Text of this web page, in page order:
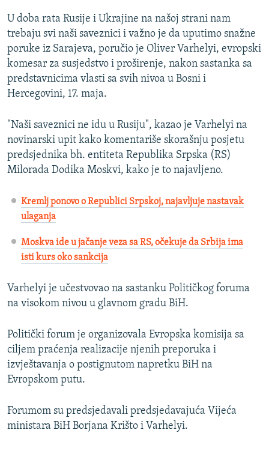
POST SCRIPTUM
MOJA EVROPA
TRI DECENIJE OD RATA U BIH
U doba rata Rusije i Ukrajine na našoj strani nam
trebaju svi naši saveznici i važno je da uputimo snažne
poruke iz Sarajeva, poručio je Oliver Varhelyi, evropski
komesar za susjedstvo i proširenje, nakon sastanka sa
predstavnicima vlasti sa svih nivoa u Bosni i
Hercegovini, 17. maja.
"Naši saveznici ne idu u Rusiju", kazao je Varhelyi na
novinarski upit kako komentariše skorašnju posjetu
predsjednika bh. entiteta Republika Srpska (RS)
Milorada Dodika Moskvi, kako je to najavljeno.
Kremlj ponovo o Republici Srpskoj, najavljuje nastavak
ulaganja
Moskva ide u jačanje veza sa RS, očekuje da Srbija ima
isti kurs oko sankcija
Varhelyi je učestvovao na sastanku Političkog foruma
na visokom nivou u glavnom gradu BiH.
Politički forum je organizovala Evropska komisija sa
ciljem praćenja realizacije njenih preporuka i
izvještavanja o postignutom napretku BiH na
Evropskom putu.
Forumom su predsjedavali predsjedavajuća Vijeća
ministara BiH Borjana Krišto i Varhelyi.